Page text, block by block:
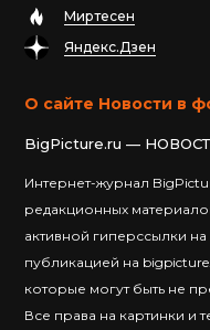
Миртесен
Яндекс.Дзен
О сайте Новости в
BigPicture.ru —
Интернет-журнал
редакционных
активной гиперссылки
публикацией на
которые могут быть не
Все права на картинки и